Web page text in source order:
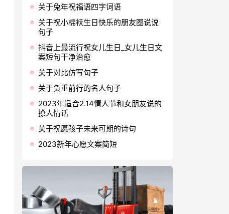
关于兔年祝福语四字词语
关于祝小棉袄生日快乐的朋友圈说说
句子
抖音上最流行祝女儿生日_女儿生日文
案短句干净治愈
关于对比仿写句子
关于负重前行的名人句子
2023年适合2.14情人节和女朋友说的
撩人情话
关于祝愿孩子未来可期的诗句
2023新年心愿文案简短